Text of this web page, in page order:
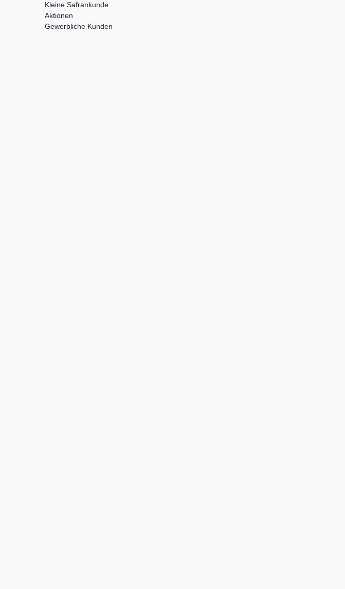
Kleine Safrankunde
Aktionen
Gewerbliche Kunden